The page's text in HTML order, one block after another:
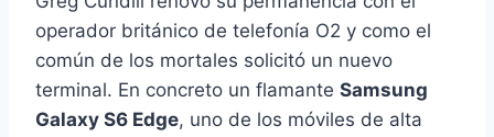
operador británico de telefonía O2 y como el
común de los mortales solicitó un nuevo
terminal. En concreto un flamante Samsung
Galaxy S6 Edge, uno de los móviles de alta